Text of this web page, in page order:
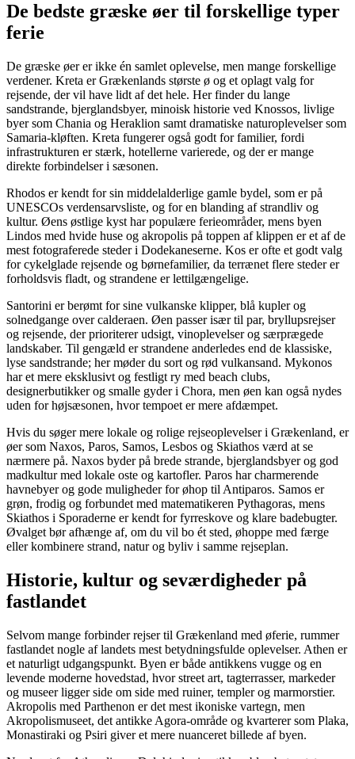
De bedste græske øer til forskellige typer
ferie
De græske øer er ikke én samlet oplevelse, men mange forskellige
verdener. Kreta er Grækenlands største ø og et oplagt valg for
rejsende, der vil have lidt af det hele. Her finder du lange
sandstrande, bjerglandsbyer, minoisk historie ved Knossos, livlige
byer som Chania og Heraklion samt dramatiske naturoplevelser som
Samaria-kløften. Kreta fungerer også godt for familier, fordi
infrastrukturen er stærk, hotellerne varierede, og der er mange
direkte forbindelser i sæsonen.
Rhodos er kendt for sin middelalderlige gamle bydel, som er på
UNESCOs verdensarvsliste, og for en blanding af strandliv og
kultur. Øens østlige kyst har populære ferieområder, mens byen
Lindos med hvide huse og akropolis på toppen af klippen er et af de
mest fotograferede steder i Dodekaneserne. Kos er ofte et godt valg
for cykelglade rejsende og børnefamilier, da terrænet flere steder er
forholdsvis fladt, og strandene er lettilgængelige.
Santorini er berømt for sine vulkanske klipper, blå kupler og
solnedgange over calderaen. Øen passer især til par, bryllupsrejser
og rejsende, der prioriterer udsigt, vinoplevelser og særprægede
landskaber. Til gengæld er strandene anderledes end de klassiske,
lyse sandstrande; her møder du sort og rød vulkansand. Mykonos
har et mere eksklusivt og festligt ry med beach clubs,
designerbutikker og smalle gyder i Chora, men øen kan også nydes
uden for højsæsonen, hvor tempoet er mere afdæmpet.
Hvis du søger mere lokale og rolige rejseoplevelser i Grækenland, er
øer som Naxos, Paros, Samos, Lesbos og Skiathos værd at se
nærmere på. Naxos byder på brede strande, bjerglandsbyer og god
madkultur med lokale oste og kartofler. Paros har charmerende
havnebyer og gode muligheder for øhop til Antiparos. Samos er
grøn, frodig og forbundet med matematikeren Pythagoras, mens
Skiathos i Sporaderne er kendt for fyrreskove og klare badebugter.
Øvalget bør afhænge af, om du vil bo ét sted, øhoppe med færge
eller kombinere strand, natur og byliv i samme rejseplan.
Historie, kultur og seværdigheder på
fastlandet
Selvom mange forbinder rejser til Grækenland med øferie, rummer
fastlandet nogle af landets mest betydningsfulde oplevelser. Athen er
et naturligt udgangspunkt. Byen er både antikkens vugge og en
levende moderne hovedstad, hvor street art, tagterrasser, markeder
og museer ligger side om side med ruiner, templer og marmorstier.
Akropolis med Parthenon er det mest ikoniske vartegn, men
Akropolismuseet, det antikke Agora-område og kvarterer som Plaka,
Monastiraki og Psiri giver et mere nuanceret billede af byen.